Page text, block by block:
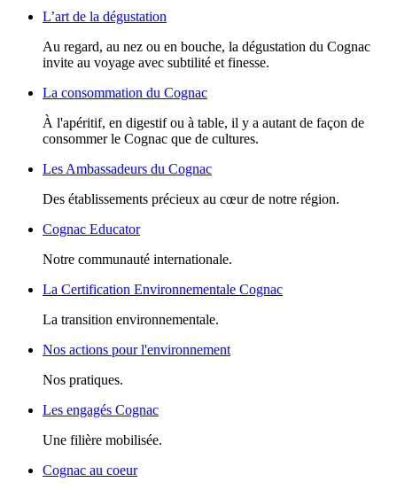
L’art de la dégustation
Au regard, au nez ou en bouche, la dégustation du Cognac
invite au voyage avec subtilité et finesse.
La consommation du Cognac
À l'apéritif, en digestif ou à table, il y a autant de façon de
consommer le Cognac que de cultures.
Les Ambassadeurs du Cognac
Des établissements précieux au cœur de notre région.
Cognac Educator
Notre communauté internationale.
La Certification Environnementale Cognac
La transition environnementale.
Nos actions pour l'environnement
Nos pratiques.
Les engagés Cognac
Une filière mobilisée.
Cognac au coeur